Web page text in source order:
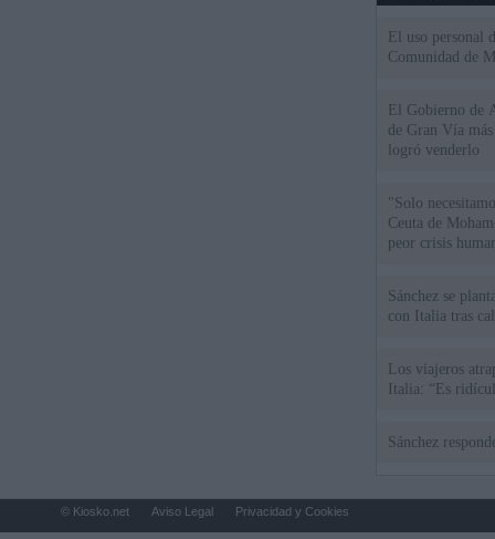
El uso personal
Comunidad de
El Gobierno de
de Gran Vía
logró venderlo
"Solo
Ceuta de
peor crisis
Sánchez se
con Italia tras
Los viajeros
Italia: “Es
Sánchez
© Kiosko.net Aviso Legal Privacidad y Cookies